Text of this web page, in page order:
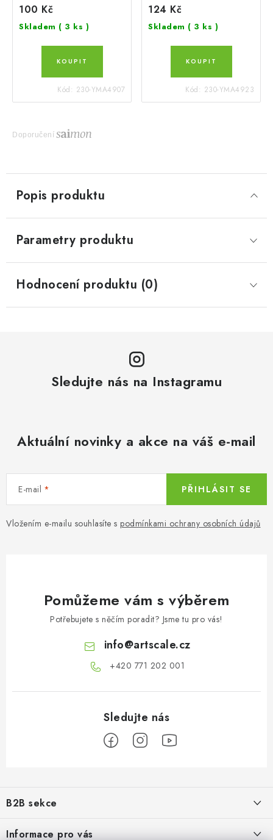
100 Kč
Skladem ( 3 ks )
Kód: 230-YMA4907
124 Kč
Skladem ( 3 ks )
Kód: 230-YMA4923
Doporučení
Popis produktu
Parametry produktu
Hodnocení produktu (0)
Sledujte nás na Instagramu
Aktuální novinky a akce na váš e-mail
E-mail
Vložením e-mailu souhlasíte s podmínkami ochrany osobních údajů
PŘIHLÁSIT SE
Pomůžeme vám s výběrem
Potřebujete s něčím poradit? Jsme tu pro vás!
info@artscale.cz
+420 771 202 001​
p
a
B2B sekce
poskytování odpovídajících služeb a servisu
Informace pro vás